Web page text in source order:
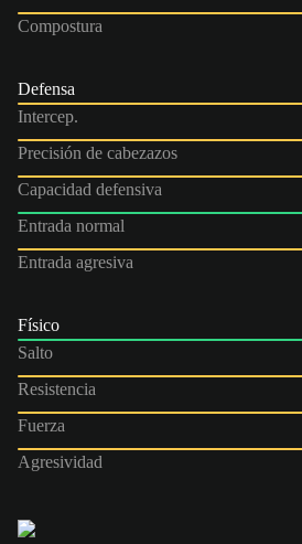
Compostura
Defensa
Intercep.
Precisión de cabezazos
Capacidad defensiva
Entrada normal
Entrada agresiva
Físico
Salto
Resistencia
Fuerza
Agresividad